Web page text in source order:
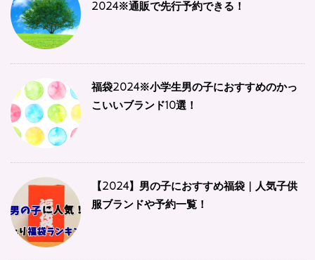
2024※通販で先行予約できる！
福袋2024※小学生男の子におすすめのかっ
こいいブランド10選！
【2024】男の子におすすめ福袋 | 人気子供
服ブランドや予約一覧！